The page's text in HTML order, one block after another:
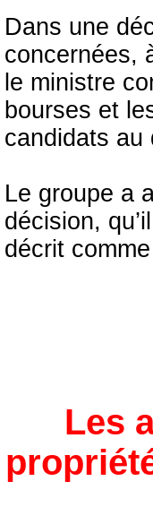
Dans une
concernées,
le ministre
bourses et
candidats au
Le groupe a
décision,
décrit
Les